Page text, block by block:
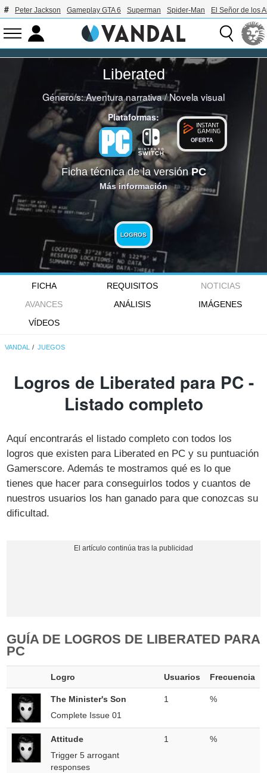
Peter Jackson Gameplay GTA 6 Superman Spider-Man El Señor de los
Liberated
Género/s:Aventura narrativa/Novela visual
Plataformas:
OFERTA
Ficha técnica de la versiónPC
Más información
LOGROS
FICHA REQUISITOS
NOTICIAS
AVANCES
ANÁLISIS
IMÁGENES
VÍDEOS
VANDAL JUEGOS
Logros de Liberated para PC -
Listado completo
Aquí encontrarás el listado completo con todos los
logros que existen para Liberated en PC y su puntuación
Gamerscore. Además te mostramos qué es lo que
tienes que hacer para conseguirlos todos y cuantos de
nuestros usuarios los han ganado para que conozcas su
dificultad.
GUÍA DE LOGROS DE LIBERATED PARA
PC
Logro Usuarios Frecuencia
The Minister's Son
Complete Issue 01
1 %
Attitude
Trigger 5 arrogant
responses
1 %